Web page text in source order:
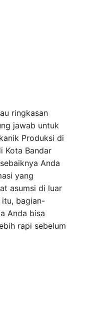
ringkasan
jawab untuk
Produksi di
Kota Bandar
Anda
yang
asumsi di luar
itu, bagian-
Anda bisa
rapi sebelum